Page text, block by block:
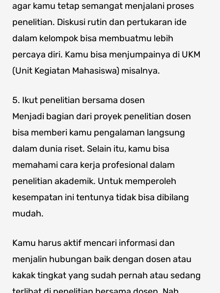
agar kamu tetap semangat menjalani proses
penelitian. Diskusi rutin dan pertukaran ide
dalam kelompok bisa membuatmu lebih
percaya diri. Kamu bisa menjumpainya di UKM
(Unit Kegiatan Mahasiswa) misalnya.
5. Ikut penelitian bersama dosen
Menjadi bagian dari proyek penelitian dosen
bisa memberi kamu pengalaman langsung
dalam dunia riset. Selain itu, kamu bisa
memahami cara kerja profesional dalam
penelitian akademik. Untuk memperoleh
kesempatan ini tentunya tidak bisa dibilang
mudah.
Kamu harus aktif mencari informasi dan
menjalin hubungan baik dengan dosen atau
kakak tingkat yang sudah pernah atau sedang